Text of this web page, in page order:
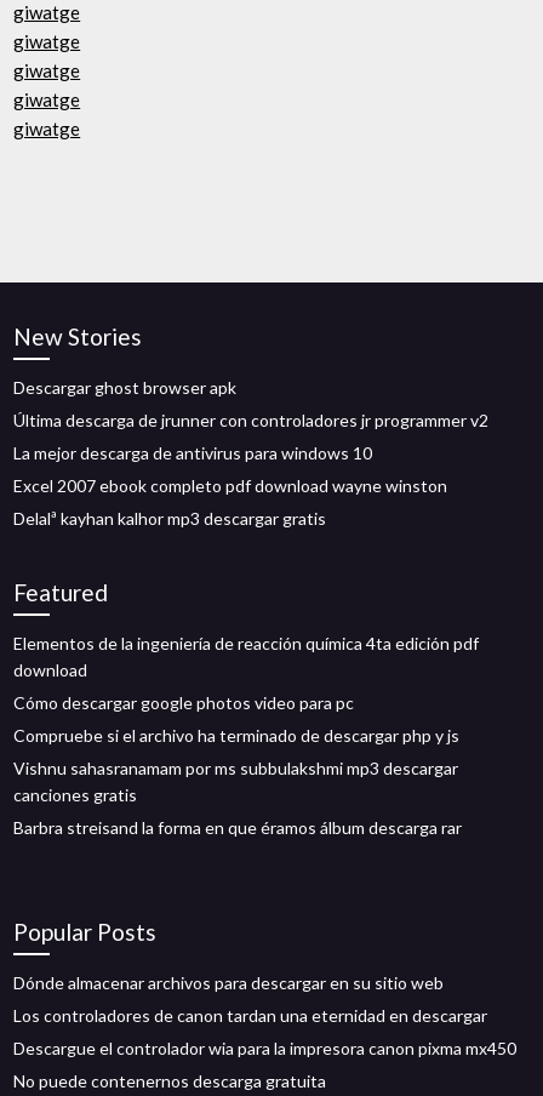
giwatge
giwatge
giwatge
giwatge
giwatge
New Stories
Descargar ghost browser apk
Última descarga de jrunner con controladores jr programmer v2
La mejor descarga de antivirus para windows 10
Excel 2007 ebook completo pdf download wayne winston
Delalª kayhan kalhor mp3 descargar gratis
Featured
Elementos de la ingeniería de reacción química 4ta edición pdf
download
Cómo descargar google photos video para pc
Compruebe si el archivo ha terminado de descargar php y js
Vishnu sahasranamam por ms subbulakshmi mp3 descargar
canciones gratis
Barbra streisand la forma en que éramos álbum descarga rar
Popular Posts
Dónde almacenar archivos para descargar en su sitio web
Los controladores de canon tardan una eternidad en descargar
Descargue el controlador wia para la impresora canon pixma mx450
No puede contenernos descarga gratuita